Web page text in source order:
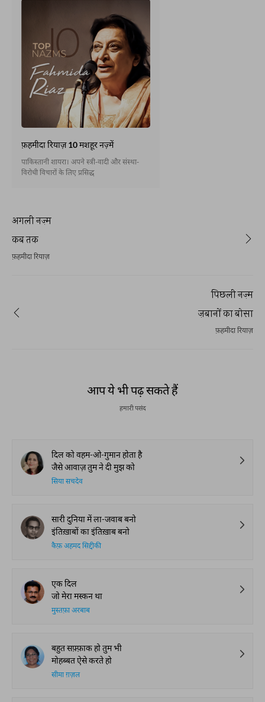
फ़हमीदा रियाज़ 10 मशहूर नज़्में
पाकिस्तानी शायरा। अपने स्त्री-वादी और संस्था-
विरोधी विचारों के लिए प्रसिद्ध
अगली नज़्म
कब तक
फ़हमीदा रियाज़
पिछली नज़्म
ज़बानों का बोसा
फ़हमीदा रियाज़
आप ये भी पढ़ सकते हैं
हमारी पसंद
दिल को वहम-ओ-गुमान होता है
जैसे आवाज़ तुम ने दी मुझ को
सिया सचदेव
सारी दुनिया में ला-जवाब बनो
इंतिख़ाबों का इंतिख़ाब बनो
कैफ़ अहमद सिद्दीकी
एक दिल
जो मेरा मस्कन था
मुस्तफ़ा अरबाब
बहुत सफ़्फ़ाक हो तुम भी
मोहब्बत ऐसे करते हो
सीमा ग़ज़ल